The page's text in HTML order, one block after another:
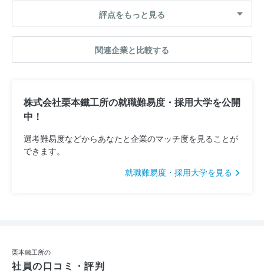
評点をもっと見る
関連企業と比較する
株式会社栗本鐵工所の就職難易度・採用大学を公開
中！
選考難易度などからあなたと企業のマッチ度を見ることが
できます。
就職難易度・採用大学を見る
栗本鐵工所の
社員の口コミ・評判